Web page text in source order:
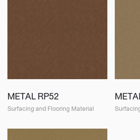
METAL RP52
Surfacing and Flooring Material